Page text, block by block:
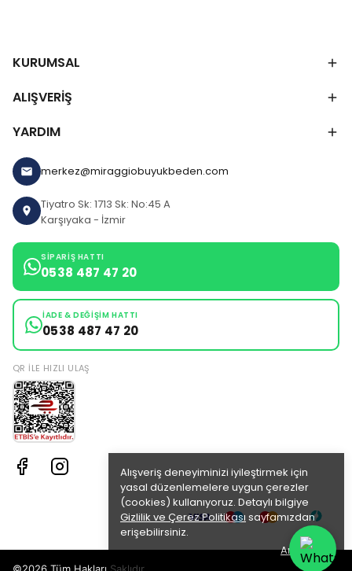
Alışveriş deneyiminizi iyileştirmek için
yasal düzenlemelere uygun çerezler
(cookies) kullanıyoruz. Detaylı bilgiye
Gizlilik ve Çerez Politikası sayfamızdan
erişebilirsiniz.
Anladım
KURUMSAL
ALIŞVERİŞ
YARDIM
merkez@miraggiobuyukbeden.com
Tiyatro Sk: 1713 Sk: No:45 A
Karşıyaka - İzmir
SIPARIŞ HATTI
0538 487 47 20
İADE & DEĞIŞIM HATTI
0538 487 47 20
QR ILE HIZLI ULAŞ